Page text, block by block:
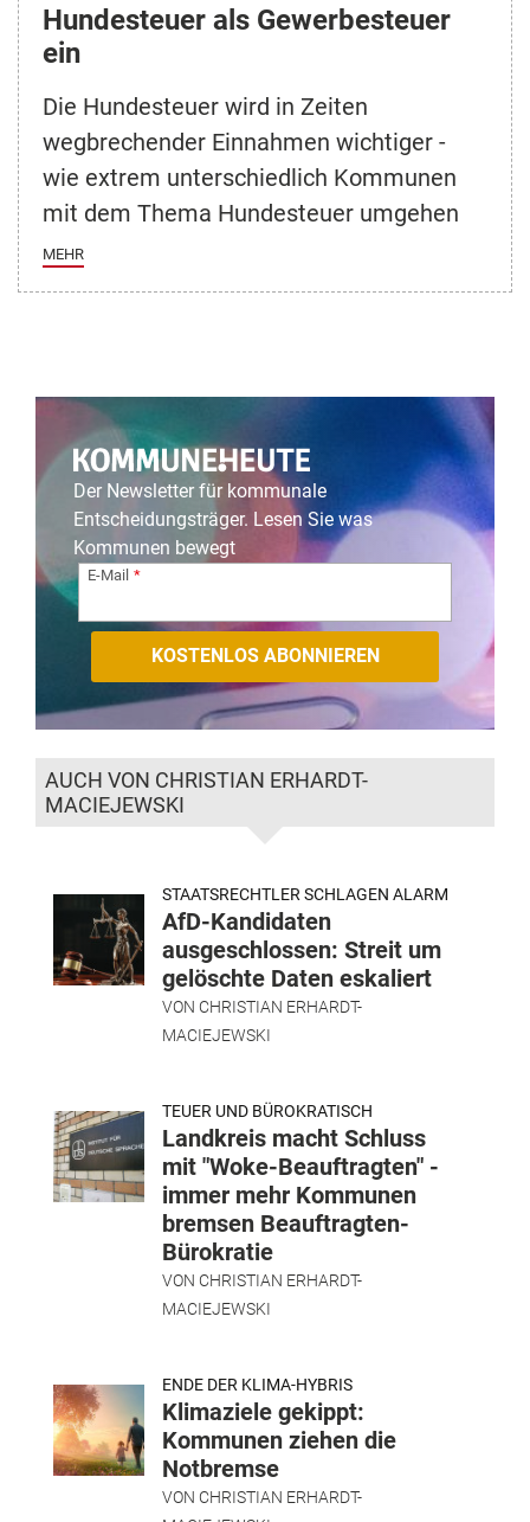
Hundesteuer als Gewerbesteuer
ein
Die Hundesteuer wird in Zeiten
wegbrechender Einnahmen wichtiger -
wie extrem unterschiedlich Kommunen
mit dem Thema Hundesteuer umgehen
MEHR
Der Newsletter für kommunale
Entscheidungsträger. Lesen Sie was
Kommunen bewegt
E-Mail
AUCH VON CHRISTIAN ERHARDT-
MACIEJEWSKI
STAATSRECHTLER SCHLAGEN ALARM
AfD-Kandidaten
ausgeschlossen: Streit um
gelöschte Daten eskaliert
VON CHRISTIAN ERHARDT-
MACIEJEWSKI
TEUER UND BÜROKRATISCH
Landkreis macht Schluss
mit "Woke-Beauftragten" -
immer mehr Kommunen
bremsen Beauftragten-
Bürokratie
VON CHRISTIAN ERHARDT-
MACIEJEWSKI
ENDE DER KLIMA-HYBRIS
Klimaziele gekippt:
Kommunen ziehen die
Notbremse
VON CHRISTIAN ERHARDT-